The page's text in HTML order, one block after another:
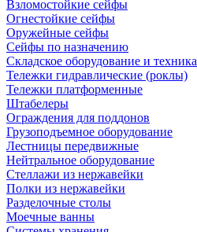
Взломостойкие сейфы
Огнестойкие сейфы
Оружейные сейфы
Сейфы по назначению
Складское оборудование и техника
Тележки гидравлические (роклы)
Тележки платформенные
Штабелеры
Ограждения для поддонов
Грузоподъемное оборудование
Лестницы передвижные
Нейтральное оборудование
Стеллажи из нержавейки
Полки из нержавейки
Разделочные столы
Моечные ванны